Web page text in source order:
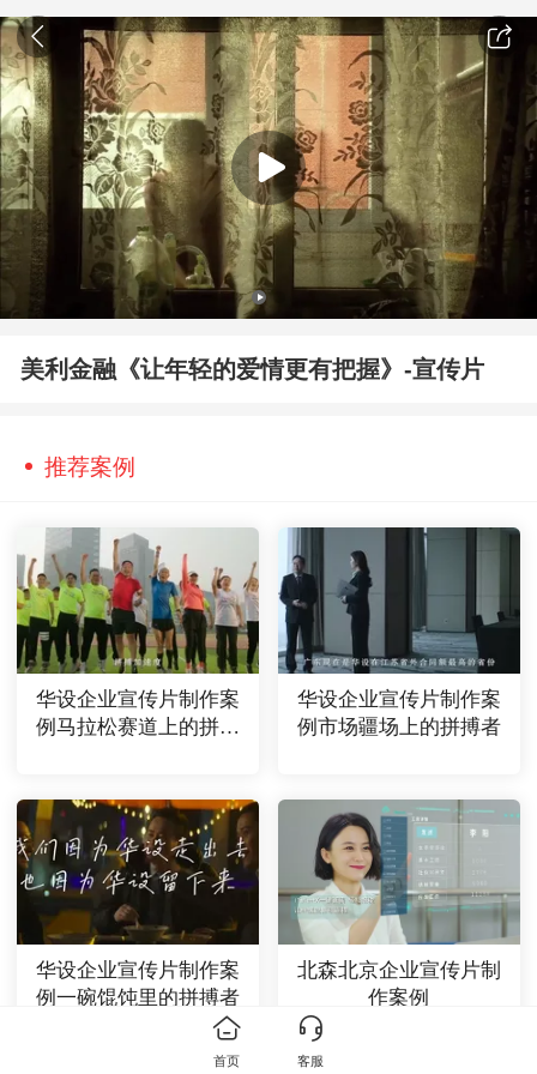
美利金融《让年轻的爱情更有把握》-宣传片
首页 客服
推荐案例
华设企业宣传片制作案
例马拉松赛道上的拼搏
华设企业宣传片制作案
例市场疆场上的拼搏者
华设企业宣传片制作案
例一碗馄饨里的拼搏者
北森北京企业宣传片制
作案例